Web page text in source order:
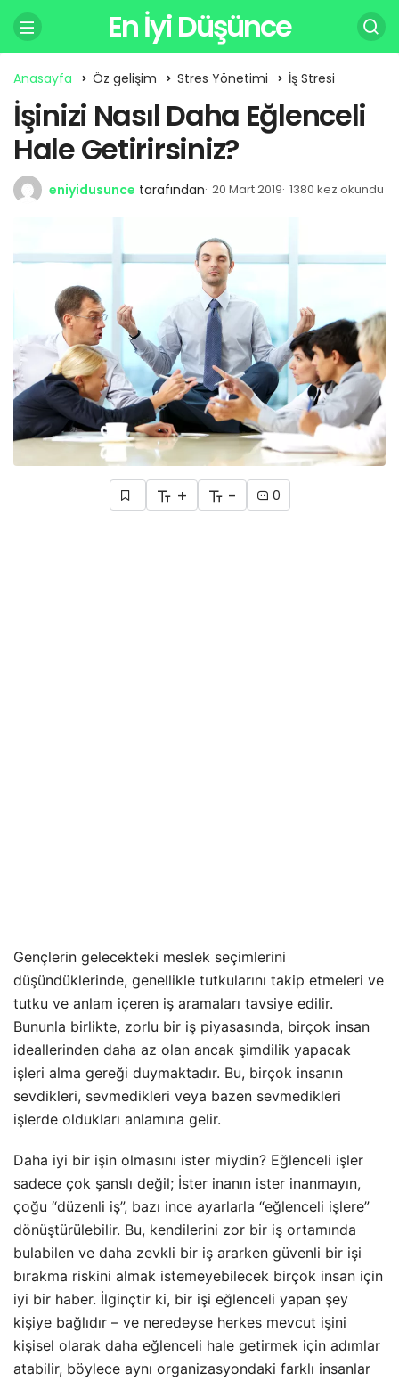
En İyi Düşünce
Anasayfa Öz gelişim Stres Yönetimi İş Stresi
İşinizi Nasıl Daha Eğlenceli
Hale Getirirsiniz?
eniyidusunce tarafından 20 Mart 2019 1380 kez okundu
+ - 0
Gençlerin gelecekteki meslek seçimlerini
düşündüklerinde, genellikle tutkularını takip etmeleri ve
tutku ve anlam içeren iş aramaları tavsiye edilir.
Bununla birlikte, zorlu bir iş piyasasında, birçok insan
ideallerinden daha az olan ancak şimdilik yapacak
işleri alma gereği duymaktadır. Bu, birçok insanın
sevdikleri, sevmedikleri veya bazen sevmedikleri
işlerde oldukları anlamına gelir.
Daha iyi bir işin olmasını ister miydin? Eğlenceli işler
sadece çok şanslı değil; İster inanın ister inanmayın,
çoğu “düzenli iş”, bazı ince ayarlarla “eğlenceli işlere”
dönüştürülebilir. Bu, kendilerini zor bir iş ortamında
bulabilen ve daha zevkli bir iş ararken güvenli bir işi
bırakma riskini almak istemeyebilecek birçok insan için
iyi bir haber. İlginçtir ki, bir işi eğlenceli yapan şey
kişiye bağlıdır – ve neredeyse herkes mevcut işini
kişisel olarak daha eğlenceli hale getirmek için adımlar
atabilir, böylece aynı organizasyondaki farklı insanlar